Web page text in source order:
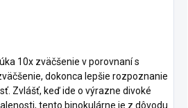
10x zväčšenie v porovnaní s
dokonca lepšie rozpoznanie
Zvlášť, keď ide o výrazne divoké
tento binokulárne je z dôvodu